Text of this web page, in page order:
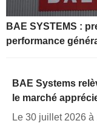
BAE SYSTEMS :
performance
BAE Systems
le marché
Le 30 juillet 2026 à